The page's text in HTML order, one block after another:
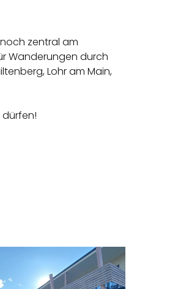
zentral am
Wanderungen durch
Lohr am Main,
dürfen!